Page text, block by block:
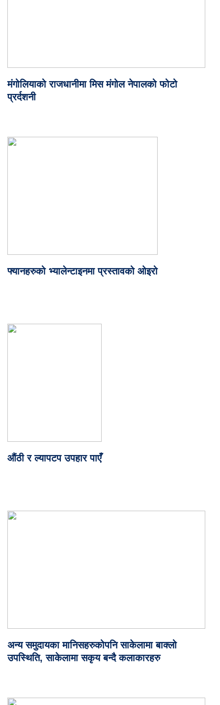
मंगोलियाको राजधानीमा मिस मंगोल नेपालको फोटो
प्रर्दशनी
फ्यानहरुको भ्यालेन्टाइनमा प्रस्तावको ओइरो
औंठी र ल्यापटप उपहार पाएँ
अन्य समुदायका मानिसहरुकोपनि साकेलामा बाक्लो
उपस्थिति, साकेलामा सकृय बन्दै कलाकारहरु